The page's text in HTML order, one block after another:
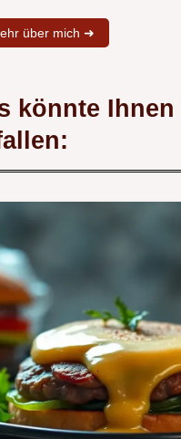
über mich ➜
könnte Ihnen